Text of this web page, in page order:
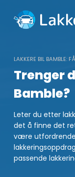
content
LAKKERE BIL BAMBLE:
Trenger
Bamble?
Leter du etter
det å finne det
være
passende